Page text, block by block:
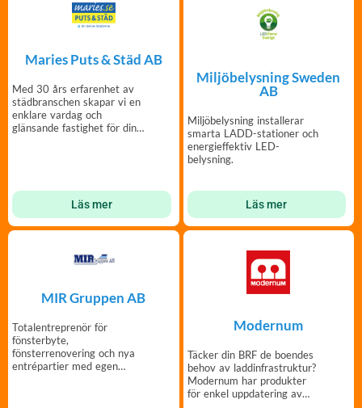
Maries Puts & Städ AB
Med 30 års erfarenhet av
städbranschen skapar vi en
enklare vardag och
glänsande fastighet för din
Läs mer
Miljöbelysning Sweden
AB
Miljöbelysning installerar
smarta LADD-stationer och
energieffektiv LED-
belysning.
Läs mer
MIR Gruppen AB
Totalentreprenör för
fönsterbyte,
fönsterrenovering och nya
entrépartier med egen
Modernum
Täcker din BRF de boendes
behov av laddinfrastruktur?
Modernum har produkter
för enkel uppdatering av